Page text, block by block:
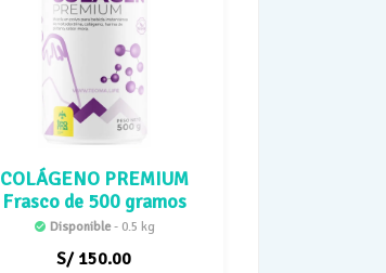
COLÁGENO PREMIUM
Frasco de 500 gramos
Disponible- 0.5 kg
S/150.00